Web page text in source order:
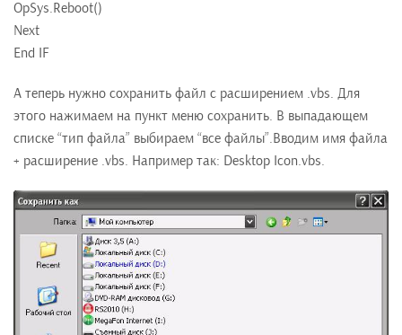
OpSys.Reboot()
Next
End IF
А теперь нужно сохранить файл с расширением .vbs. Для
этого нажимаем на пункт меню сохранить. В выпадающем
списке “тип файла” выбираем “все файлы”.Вводим имя файла
+ расширение .vbs. Например так: Desktop Icon.vbs.